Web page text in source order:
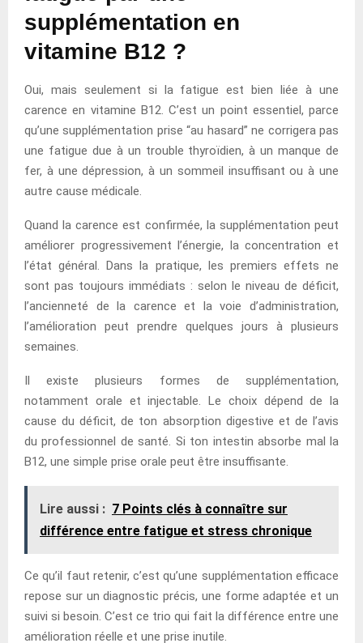
supplémentation en
vitamine B12 ?
Oui, mais seulement si la fatigue est bien liée à une
carence en vitamine B12. C’est un point essentiel, parce
qu’une supplémentation prise “au hasard” ne corrigera pas
une fatigue due à un trouble thyroïdien, à un manque de
fer, à une dépression, à un sommeil insuffisant ou à une
autre cause médicale.
Quand la carence est confirmée, la supplémentation peut
améliorer progressivement l’énergie, la concentration et
l’état général. Dans la pratique, les premiers effets ne
sont pas toujours immédiats : selon le niveau de déficit,
l’ancienneté de la carence et la voie d’administration,
l’amélioration peut prendre quelques jours à plusieurs
semaines.
Il existe plusieurs formes de supplémentation,
notamment orale et injectable. Le choix dépend de la
cause du déficit, de ton absorption digestive et de l’avis
du professionnel de santé. Si ton intestin absorbe mal la
B12, une simple prise orale peut être insuffisante.
Lire aussi : 7 Points clés à connaître sur
différence entre fatigue et stress chronique
Ce qu’il faut retenir, c’est qu’une supplémentation efficace
repose sur un diagnostic précis, une forme adaptée et un
suivi si besoin. C’est ce trio qui fait la différence entre une
amélioration réelle et une prise inutile.